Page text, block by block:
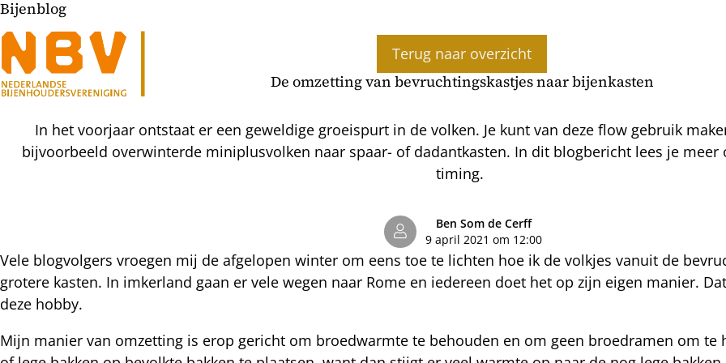
Bijenblog
Terug naar overzicht
De omzetting van bevruchtingskastjes naar bijenkasten
In het voorjaar ontstaat er een geweldige groeispurt in de volken. Je kunt van deze flow gebruik
bijvoorbeeld overwinterde miniplusvolken naar spaar- of dadantkasten. In dit blogbericht lees je meer
timing.
Ben Som de Cerff
9 april 2021 om 12:00
Vele blogvolgers vroegen mij de afgelopen winter om eens toe te lichten hoe ik de volkjes vanuit de
grotere kasten. In imkerland gaan er vele wegen naar Rome en iedereen doet het op zijn eigen manier.
deze hobby.
Mijn manier van omzetting is erop gericht om broedwarmte te behouden en om geen broedramen om te